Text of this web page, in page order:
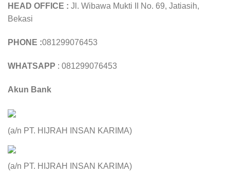
HEAD OFFICE : Jl. Wibawa Mukti II No. 69, Jatiasih,
Bekasi
PHONE :081299076453
WHATSAPP : 081299076453
Akun Bank
(a/n PT. HIJRAH INSAN KARIMA)
(a/n PT. HIJRAH INSAN KARIMA)